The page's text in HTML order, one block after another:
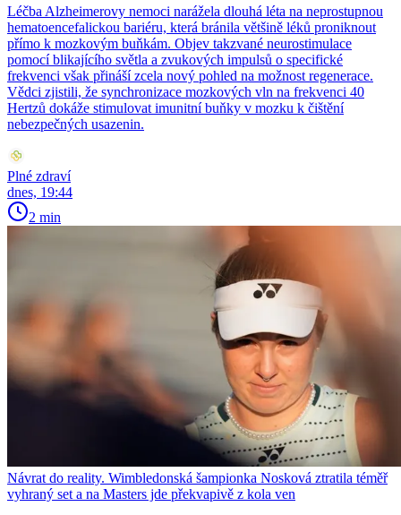
Léčba Alzheimerovy nemoci narážela dlouhá léta na neprostupnou
hematoencefalickou bariéru, která bránila většině léků proniknout
přímo k mozkovým buňkám. Objev takzvané neurostimulace
pomocí blikajícího světla a zvukových impulsů o specifické
frekvenci však přináší zcela nový pohled na možnost regenerace.
Vědci zjistili, že synchronizace mozkových vln na frekvenci 40
Hertzů dokáže stimulovat imunitní buňky v mozku k čištění
nebezpečných usazenin.
Plné zdraví
dnes, 19:44
2 min
Návrat do reality. Wimbledonská šampionka Nosková ztratila téměř
vyhraný set a na Masters jde překvapivě z kola ven